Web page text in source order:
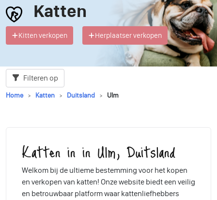
Katten
Kitten verkopen Herplaatser verkopen
Filteren op
Home Katten Duitsland Ulm
Katten in in Ulm, Duitsland
Welkom bij de ultieme bestemming voor het kopen
en verkopen van katten! Onze website biedt een veilig
en betrouwbaar platform waar kattenliefhebbers